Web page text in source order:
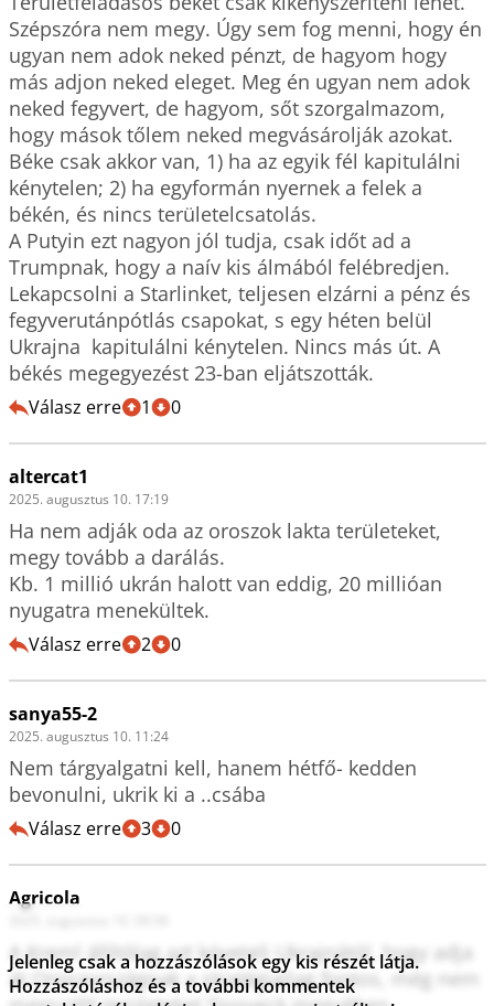
Szépszóra nem megy. Úgy sem fog menni, hogy én
ugyan nem adok neked pénzt, de hagyom hogy
más adjon neked eleget. Meg én ugyan nem adok
neked fegyvert, de hagyom, sőt szorgalmazom,
hogy mások tőlem neked megvásárolják azokat.
Béke csak akkor van, 1) ha az egyik fél kapitulálni
kénytelen; 2) ha egyformán nyernek a felek a
békén, és nincs területelcsatolás.
A Putyin ezt nagyon jól tudja, csak időt ad a
Trumpnak, hogy a naív kis álmából felébredjen.
Lekapcsolni a Starlinket, teljesen elzárni a pénz és
fegyverutánpótlás csapokat, s egy héten belül
Ukrajna  kapitulálni kénytelen. Nincs más út. A
békés megegyezést 23-ban eljátszották.
Válasz erre 1 0
altercat1
2025. augusztus 10. 17:19
Ha nem adják oda az oroszok lakta területeket,
megy tovább a darálás.
Kb. 1 millió ukrán halott van eddig, 20 millióan
nyugatra menekültek.
Válasz erre 2 0
sanya55-2
2025. augusztus 10. 11:24
Nem tárgyalgatni kell, hanem hétfő- kedden
bevonulni, ukrik ki a ..csába
Válasz erre 3 0
Agricola
A Kreml állítólag azt követeli Ukrajnától, hogy adja
át Oroszországnak a stratégiailag fontos, még nem
Jelenleg csak a hozzászólások egy kis részét látja.
Hozzászóláshoz és a további kommentek